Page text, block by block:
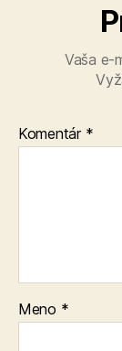
Vaša e-
Komentár *
Meno *